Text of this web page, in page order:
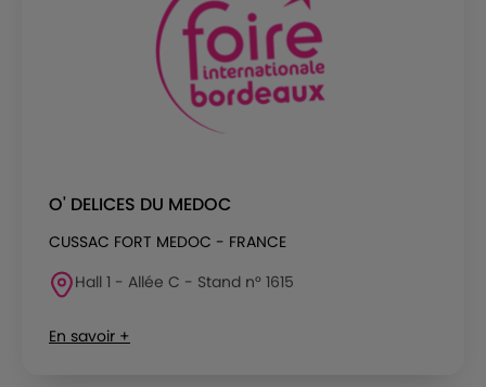
O' DELICES DU MEDOC
CUSSAC FORT MEDOC - FRANCE
Hall 1 - Allée C - Stand n° 1615
En savoir +